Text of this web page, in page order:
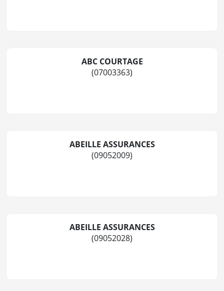
ABC COURTAGE
(07003363)
ABEILLE ASSURANCES
(09052009)
ABEILLE ASSURANCES
(09052028)